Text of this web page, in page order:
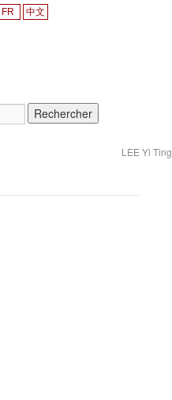
FR 中文
LEE Yi Ting